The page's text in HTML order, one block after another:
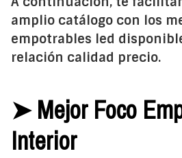
amplio catálogo con los
empotrables led
relación calidad precio.
➤ Mejor Foco
Interior